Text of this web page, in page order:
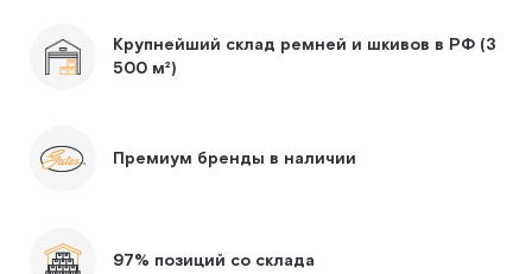
Крупнейший склад ремней и шкивов в РФ (3
500 м²)
Премиум бренды в наличии
97% позиций со склада